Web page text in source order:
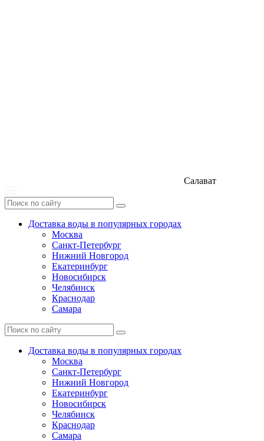
Салават
Доставка воды в популярных городах
Москва
Санкт-Петербург
Нижний Новгород
Екатеринбург
Новосибирск
Челябинск
Краснодар
Самара
Доставка воды в популярных городах
Москва
Санкт-Петербург
Нижний Новгород
Екатеринбург
Новосибирск
Челябинск
Краснодар
Самара